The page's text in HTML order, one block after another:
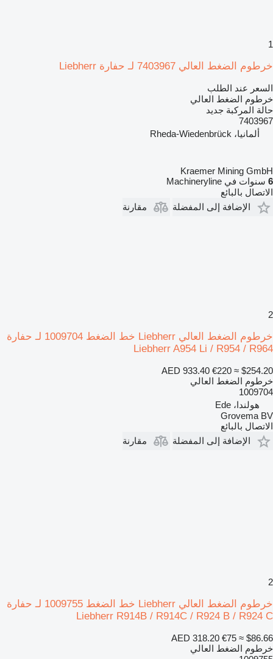
1
خرطوم الضغط العالي 7403967 لـ حفارة Liebherr
السعر عند الطلب
خرطوم الضغط العالي
حالة المركبة جديد
7403967
ألمانيا، Rheda-Wiedenbrück
Kraemer Mining GmbH
6 سنوات في Machineryline
الاتصال بالبائع
الإضافة إلى المفضلة
مقارنة
2
خرطوم الضغط العالي Liebherr خط الضغط 1009704 لـ حفارة
Liebherr A954 Li / R954 / R964
AED 933.40 €220 ≈ $254.20
خرطوم الضغط العالي
1009704
هولندا، Ede
Grovema BV
الاتصال بالبائع
الإضافة إلى المفضلة
مقارنة
2
خرطوم الضغط العالي Liebherr خط الضغط 1009755 لـ حفارة
Liebherr R914B / R914C / R924 B / R924 C
AED 318.20 €75 ≈ $86.66
خرطوم الضغط العالي